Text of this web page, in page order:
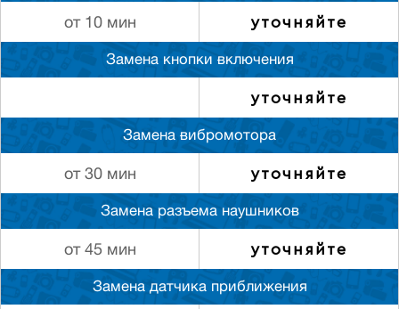
от 10 мин уточняйте
Замена кнопки включения
уточняйте
Замена вибромотора
от 30 мин уточняйте
Замена разъема наушников
от 45 мин уточняйте
Замена датчика приближения